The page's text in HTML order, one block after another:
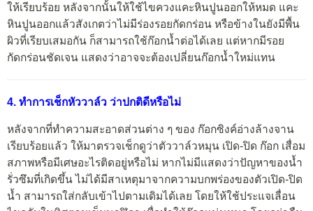
ให้เรียบร้อย หลังจากนั้นให้ใช้ไขควงแคะหินปูนออกให้หมด แคะ
หินปูนออกแล้วสังเกตว่าไม่มีร่องรอยกัดกร่อน หรือข้างในยังมีพื้น
ผิวที่เรียบเสมอกัน ก็สามารถใช้ก๊อกน้ำต่อได้เลย แต่หากมีรอย
กัดกร่อนชัดเจน แสดงว่าอาจจะต้องเปลี่ยนก๊อกน้ำใหม่แทน
4. ทำการเช็กหัววาล์ว ว่าปกติดีหรือไม่
หลังจากที่ทำความสะอาดส่วนต่าง ๆ ของ ก๊อกซิงค์อ่างล้างจาน
เรียบร้อยแล้ว ให้มาตรวจเช็กดูว่าตัววาล์วหมุน เปิด-ปิด ก๊อก เสื่อม
สภาพหรือมีเศษอะไรติดอยู่หรือไม่ หากไม่มีแสดงว่าปัญหาของน้ำ
รั่วซึมที่เกิดขึ้น ไม่ได้มีสาเหตุมาจากความบกพร่องของตัวเปิด-ปิด
น้ำ สามารถใส่กลับเข้าไปตามเดิมได้เลย โดยให้ใช้ประแจเลื่อน